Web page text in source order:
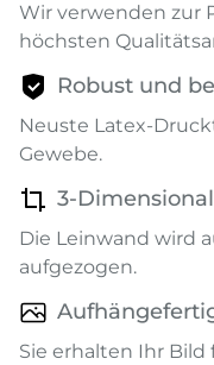
Wir verwenden zur
höchsten
Robust und
Neuste Latex-
Gewebe.
3-
Die Leinwand wird
aufgezogen.
Sie erhalten Ihr